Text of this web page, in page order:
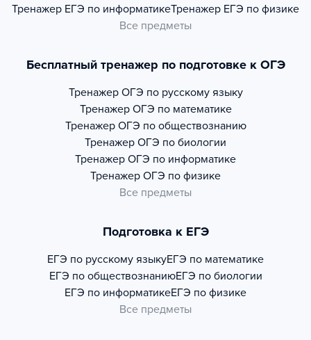
Тренажер ЕГЭ по информатикеТренажер ЕГЭ по физике
Все предметы
Бесплатный тренажер по подготовке к ОГЭ
Тренажер ОГЭ по русскому языку
Тренажер ОГЭ по математике
Тренажер ОГЭ по обществознанию
Тренажер ОГЭ по биологии
Тренажер ОГЭ по информатике
Тренажер ОГЭ по физике
Все предметы
Подготовка к ЕГЭ
ЕГЭ по русскому языкуЕГЭ по математике
ЕГЭ по обществознаниюЕГЭ по биологии
ЕГЭ по информатикеЕГЭ по физике
Все предметы